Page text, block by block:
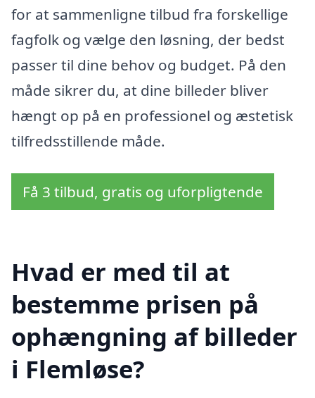
for at sammenligne tilbud fra forskellige
fagfolk og vælge den løsning, der bedst
passer til dine behov og budget. På den
måde sikrer du, at dine billeder bliver
hængt op på en professionel og æstetisk
tilfredsstillende måde.
Få 3 tilbud, gratis og uforpligtende
Hvad er med til at
bestemme prisen på
ophængning af billeder
i Flemløse?